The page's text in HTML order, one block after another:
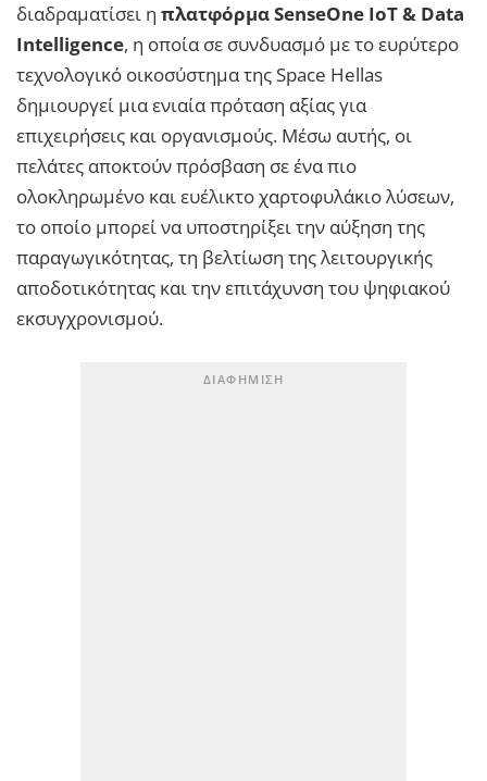
διαδραματίσει η πλατφόρμα SenseOne IoT & Data
Intelligence, η οποία σε συνδυασμό με το ευρύτερο
τεχνολογικό οικοσύστημα της Space Hellas
δημιουργεί μια ενιαία πρόταση αξίας για
επιχειρήσεις και οργανισμούς. Μέσω αυτής, οι
πελάτες αποκτούν πρόσβαση σε ένα πιο
ολοκληρωμένο και ευέλικτο χαρτοφυλάκιο λύσεων,
το οποίο μπορεί να υποστηρίξει την αύξηση της
παραγωγικότητας, τη βελτίωση της λειτουργικής
αποδοτικότητας και την επιτάχυνση του ψηφιακού
εκσυγχρονισμού.